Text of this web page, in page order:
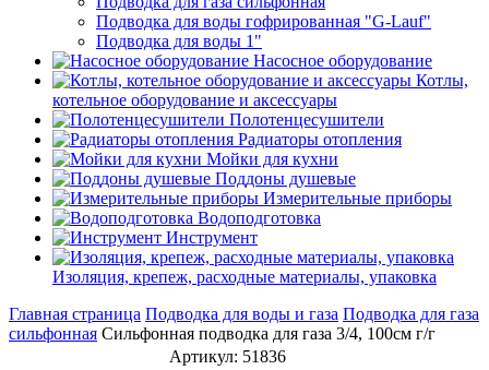
Подводка для воды гофрированная "G-Lauf"
Подводка для воды 1"
Насосное оборудование
Котлы,
котельное оборудование и аксессуары
Полотенцесушители
Радиаторы отопления
Мойки для кухни
Поддоны душевые
Измерительные приборы
Водоподготовка
Инструмент
Изоляция, крепеж, расходные материалы, упаковка
Главная страница Подводка для воды и газа Подводка для газа
сильфонная Сильфонная подводка для газа 3/4, 100см г/г
Артикул: 51836